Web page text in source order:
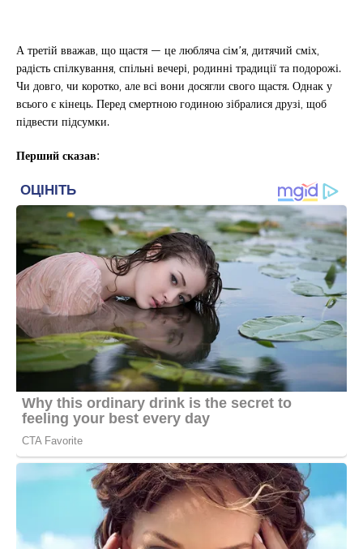
А третій вважав, що щастя — це любляча сім’я, дитячий сміх,
радість спілкування, спільні вечері, родинні традиції та подорожі.
Чи довго, чи коротко, але всі вони досягли свого щастя. Однак у
всього є кінець. Перед смертною годиною зібралися друзі, щоб
підвести підсумки.
Перший сказав: